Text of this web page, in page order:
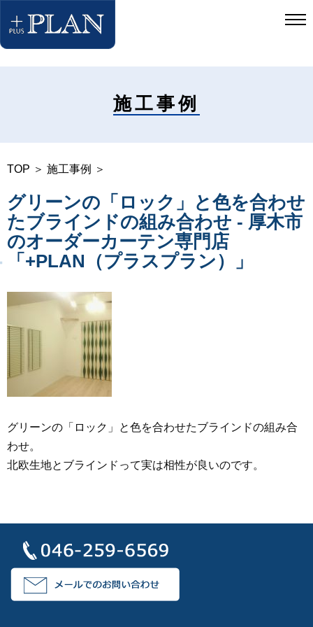
施工事例
TOP ＞ 施工事例 ＞
グリーンの「ロック」と色を合わせ
たブラインドの組み合わせ - 厚木市
のオーダーカーテン専門店
「+PLAN（プラスプラン）」
グリーンの「ロック」と色を合わせたブラインドの組み合
わせ。
北欧生地とブラインドって実は相性が良いのです。